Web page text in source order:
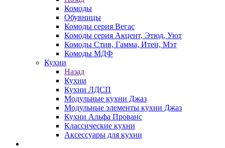
Комоды
Обувницы
Комоды серия Вегас
Комоды серия Акцент, Этюд, Уют
Комоды Стив, Гамма, Итен, Мэт
Комоды МДФ
Кухни
Назад
Кухни
Кухни ЛДСП
Модульные кухни Джаз
Модульные элементы кухни Джаз
Кухни Альфа Прованс
Классические кухни
Аксессуары для кухни